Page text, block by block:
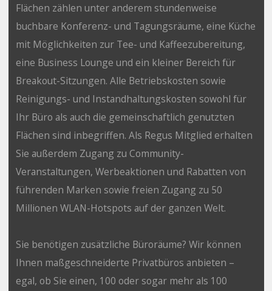
Flächen zählen unter anderem stundenweise
buchbare Konferenz- und Tagungsräume, eine Küche
mit Möglichkeiten zur Tee- und Kaffeezubereitung,
eine Business Lounge und ein kleiner Bereich für
Breakout-Sitzungen. Alle Betriebskosten sowie
Reinigungs- und Instandhaltungskosten sowohl für
Ihr Büro als auch die gemeinschaftlich genutzten
Flächen sind inbegriffen. Als Regus Mitglied erhalten
Sie außerdem Zugang zu Community-
Veranstaltungen, Werbeaktionen und Rabatten von
führenden Marken sowie freien Zugang zu 50
Millionen WLAN-Hotspots auf der ganzen Welt.
Sie benötigen zusätzliche Büroräume? Wir können
Ihnen maßgeschneiderte Privatbüros anbieten –
egal, ob Sie einen, 100 oder sogar mehr als 100